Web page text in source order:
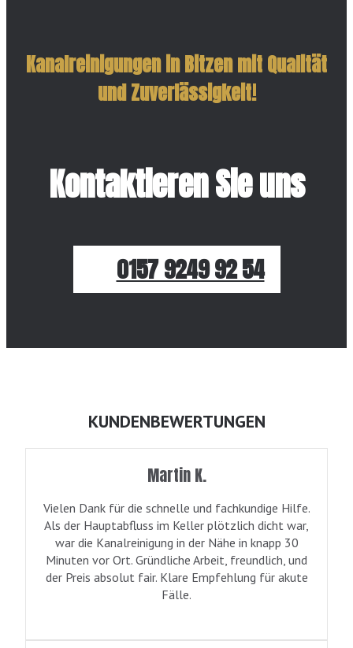
Kanalreinigungen in Bitzen mit Qualität
und Zuverlässigkeit!
Kontaktieren Sie uns
0157 9249 92 54
KUNDENBEWERTUNGEN
Martin K.
Vielen Dank für die schnelle und fachkundige Hilfe.
Als der Hauptabfluss im Keller plötzlich dicht war,
war die Kanalreinigung in der Nähe in knapp 30
Minuten vor Ort. Gründliche Arbeit, freundlich, und
der Preis absolut fair. Klare Empfehlung für akute
Fälle.